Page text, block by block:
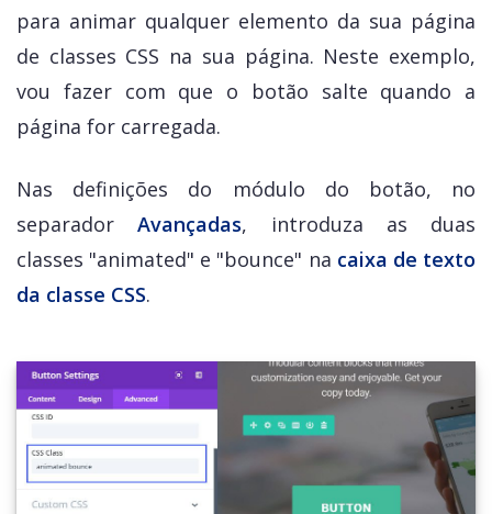
para animar qualquer elemento da sua página
de classes CSS na sua página. Neste exemplo,
vou fazer com que o botão salte quando a
página for carregada.
Nas definições do módulo do botão, no
separadorAvançadas, introduza as duas
classes "animated" e "bounce" na caixa de texto
da classe CSS.